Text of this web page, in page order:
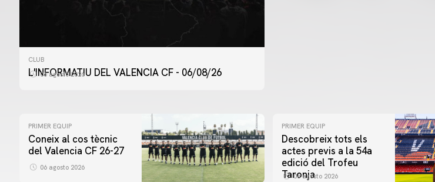
CLUB
L'INFORMATIU DEL VALENCIA CF - 06/08/26
06 agosto 2026
PRIMER EQUIP
Coneix al cos tècnic
del Valencia CF 26-27
06 agosto 2026
PRIMER EQUIP
Descobreix tots els
actes previs a la 54a
edició del Trofeu
Taronja
06 agosto 2026